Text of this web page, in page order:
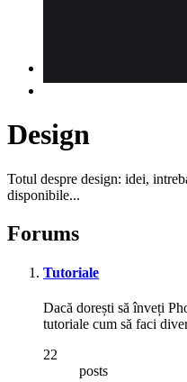
Design
Totul despre design: idei,
disponibile...
Forums
Tutoriale
Dacă dorești să înveți
tutoriale cum să faci
22
posts